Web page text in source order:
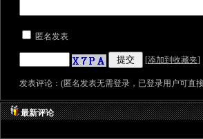
匿名发表
[添加到收藏夹]
发表评论：(匿名发表无需登录，已登录用户可直
最新评论